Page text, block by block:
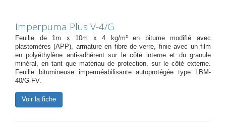
Imperpuma Plus V-4/G
Feuille de 1m x 10m x 4 kg/m² en bitume modifié avec
plastomères (APP), armature en fibre de verre, finie avec un film
en polyéthylène anti-adhérent sur le côté interne et du granule
minéral, en tant que matériau de protection, sur le côté externe.
Feuille bitumineuse imperméabilisante autoprotégée type LBM-
40/G-FV.
Voir la fiche